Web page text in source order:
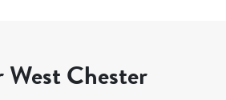
West Chester